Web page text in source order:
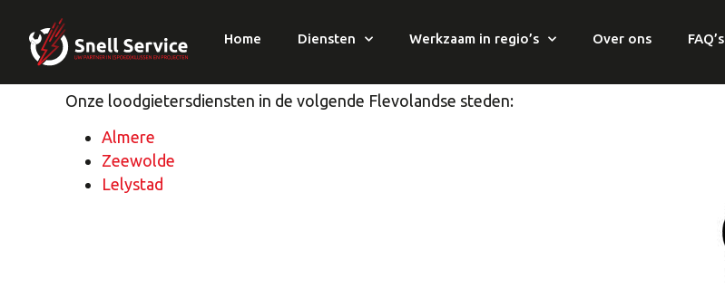
Home Diensten Werkzaam in regio’s Over ons FAQ’s
Snell Service loodgieters in provincie Flevoland
Onze loodgietersdiensten in de volgende Flevolandse steden:
Almere
Zeewolde
Lelystad